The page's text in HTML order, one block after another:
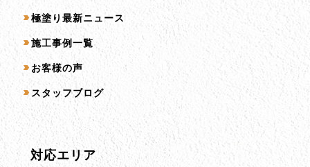
コンテンツ一覧
極塗り最新ニュース
施工事例一覧
お客様の声
スタッフブログ
対応エリア